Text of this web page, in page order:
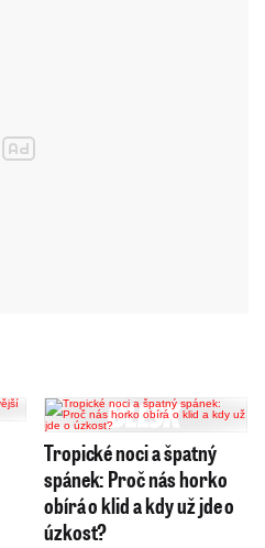
Tropické noci a špatný
spánek: Proč nás horko
obírá o klid a kdy už jde o
úzkost?